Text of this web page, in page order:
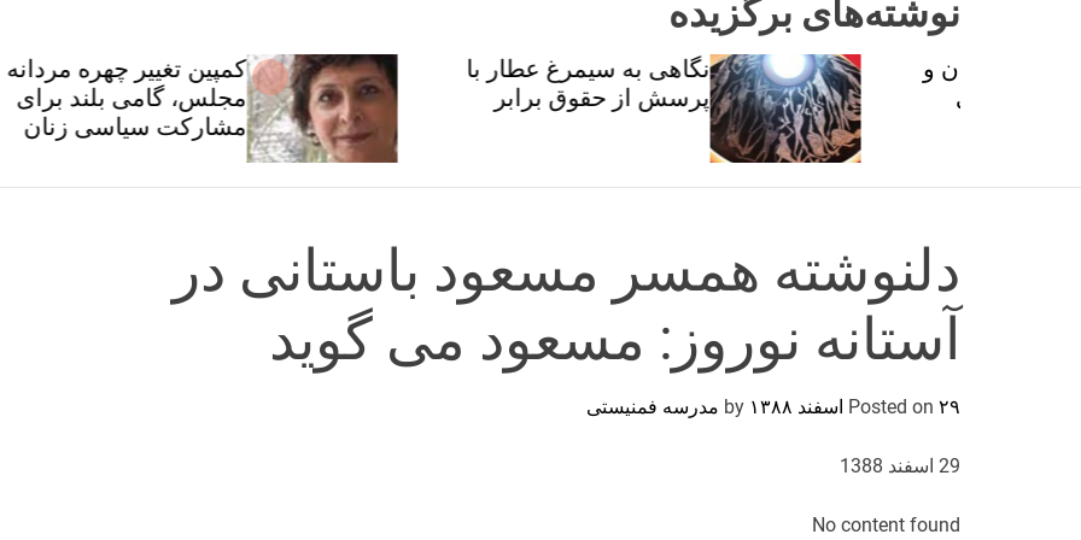
نوشته‌های برگزیده
نگاهی به سیمرغ عطار با
پرسش از حقوق برابر
کمپین تغییر چهره مردانه
مجلس، گامی بلند برای
مشارکت سیاسی زنان
دلنوشته همسر مسعود باستانی در
آستانه نوروز: مسعود می گوید
Posted on ۲۹ اسفند ۱۳۸۸ مدرسه فمنیستی
29 اسفند 1388
No content found